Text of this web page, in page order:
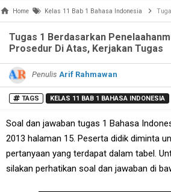
Home Kelas 11 Bab 1 Bahasa Indonesia Tugas 1
Tugas 1 Berdasarkan
Prosedur Di Atas, Kerjakan Tugas
Penulis Arif Rahmawan
TAGS KELAS 11 BAB 1 BAHASA INDONESIA
Soal dan jawaban tugas 1 Bahasa
2013 halaman 15. Peserta didik diminta
pertanyaan yang terdapat dalam tabel.
silakan perhatikan soal dan jawaban di